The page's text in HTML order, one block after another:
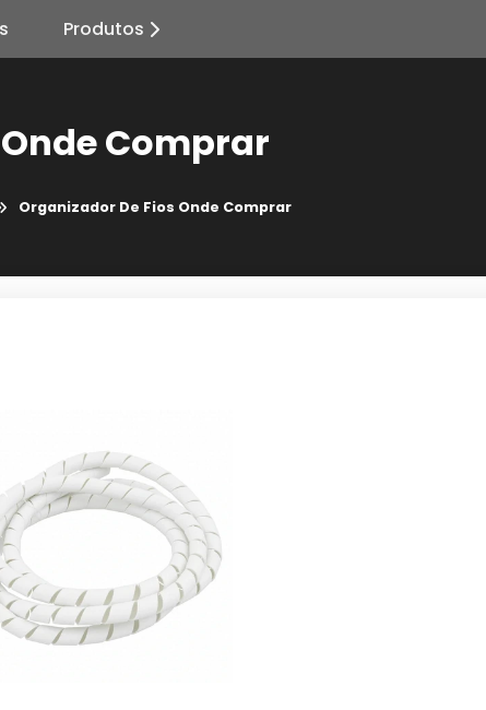
Produtos
Comprar
Organizador De Fios Onde Comprar